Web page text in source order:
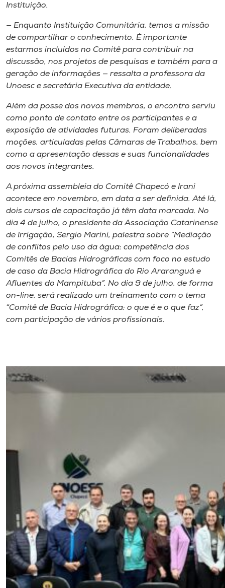
Instituição.
— Enquanto Instituição Comunitária, temos a missão
de compartilhar o conhecimento. É importante
estarmos incluídos no Comitê para contribuir na
discussão, nos projetos de pesquisas e também para a
geração de informações — ressalta a professora da
Unoesc e secretária Executiva da entidade.
Além da posse dos novos membros, o encontro serviu
como ponto de contato entre os participantes e a
exposição de atividades futuras. Foram deliberadas
moções, articuladas pelas Câmaras de Trabalhos, bem
como a apresentação dessas e suas funcionalidades
aos novos integrantes.
A próxima assembleia do Comitê Chapecó e Irani
acontece em novembro, em data a ser definida. Até lá,
dois cursos de capacitação já têm data marcada. No
dia 4 de julho, o presidente da Associação Catarinense
de Irrigação, Sergio Marini, palestra sobre “Mediação
de conflitos pelo uso da água: competência dos
Comitês de Bacias Hidrográficas com foco no estudo
de caso da Bacia Hidrográfica do Rio Araranguá e
Afluentes do Mampituba”. No dia 9 de julho, de forma
on-line, será realizado um treinamento com o tema
“Comitê de Bacia Hidrográfica: o que é e o que faz”,
com participação de vários profissionais.